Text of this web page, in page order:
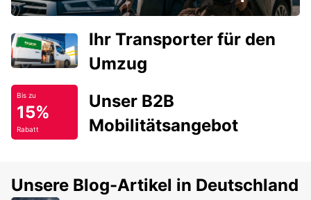
Ihr Transporter für den
Umzug
Bis zu
15%
Rabatt
Unser B2B
Mobilitätsangebot
Unsere Blog-Artikel in Deutschland